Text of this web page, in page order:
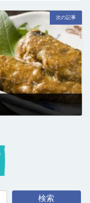
次の記事
検索